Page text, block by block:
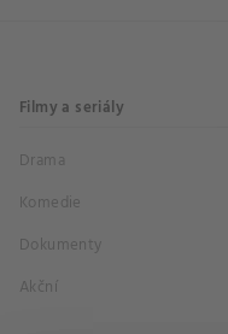
Filmy a seriály
Drama
Komedie
Dokumenty
Akční